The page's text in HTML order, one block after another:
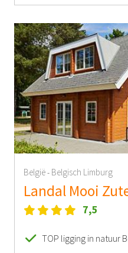
België- Belgisch Limburg
Landal Mooi
7,5
TOP ligging in natuur